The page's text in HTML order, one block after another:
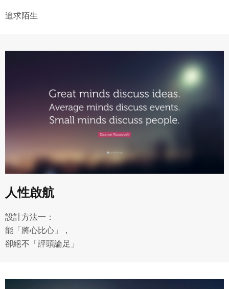
追求陌生
人性啟航
設計方法一：
能「將心比心」，
卻絕不「評頭論足」